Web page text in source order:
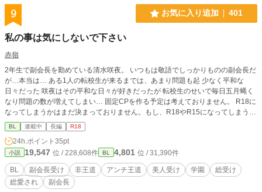
9 お気に入り追加 401
私の事は気にしないで下さい
赤嶺
2年生で副会長を勤めている清水咲夜。 いつもは敬語でしっかりものの副会長だ
が…本当は… ある1人の転校生が来るまでは、あまり問題も起 少なく平和な
日々だった 咲夜はその平和な日々が好きだったが 転校生のせいで毎日五月蝿く
なり問題の数が増えてしまい… 固定CPを作る予定は考えておりません。 R18に
なってしまうかはまだ決まっておりません。もし、R18やR15になってしまう場
合は※を付けますのでご注意ください。 過激表現はまだありませんが、もしか
したら今後入るかもしれません。 初投稿作品になります。誤字脱字の報告、感
想やアドバイスお待ちしております。毎日投稿は難しいかもしれませんがもし良
ければ気長にお待ちくださったら幸いです。
BL 連載中 長編 R18
24h.ポイント 35pt
小説 19,547 位 / 228,608件 BL 4,801 位 / 31,390件
BL 副会長受け 非王道 アンチ王道 美人受け 学園
総受け
総愛され
副会長